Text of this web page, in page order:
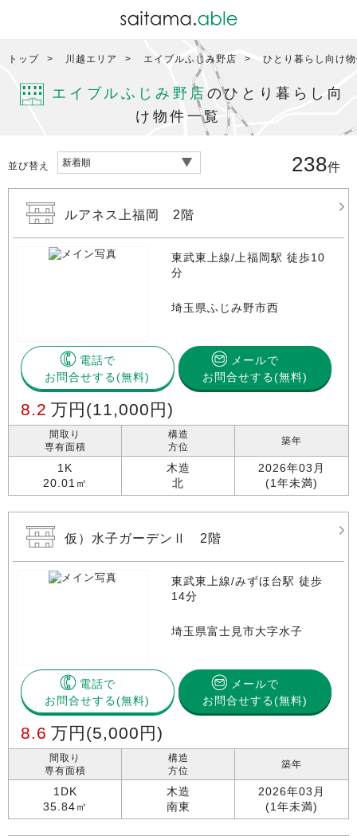
トップ 川越エリア エイブルふじみ野店 ひとり暮らし向け
エイブルふじみ野店 のひとり暮らし向
け物件一覧
並び替え 238件
ルアネス上福岡 2階
東武東上線/上福岡駅 徒歩10
分
埼玉県ふじみ野市西
電話で
お問合せする
メールで
お問合せする(無料)
8.2 万円 (11,000円)
間取り
専有面積
1K
20.01㎡
構造
方位
木造
北
築年
2026年03月
(1年未満)
仮）水子ガーデンⅡ 2階
東武東上線/みずほ台駅 徒歩
14分
埼玉県富士見市大字水子
電話で
お問合せする
メールで
お問合せする(無料)
8.6 万円 (5,000円)
間取り
専有面積
1DK
35.84㎡
構造
方位
木造
南東
築年
2026年03月
(1年未満)